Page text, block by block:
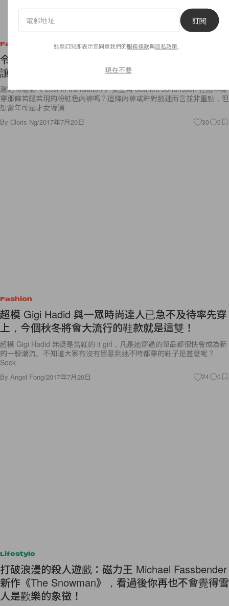
Fashion
令人一眼難忘的泳衣！這個品牌運用小聰明方法，
讓你看畢都想擁有
還記得電影《 Lost in translation 》女主角 Scarlett Johansson 在戲中身
穿那條若隱若現的粉紅色內褲嗎？這條內褲或許對戲迷而言並非重點，但
想當年可是才女導演
By Cloris Ng/2017年7月20日 30 0
Fashion
超模 Gigi Hadid 與一眾時尚達人已急不及待率先穿
上，今個秋冬將會大流行的鞋款就是這雙！
超模 Gigi Hadid 無疑是當紅的 it girl，凡是她穿過的單品都很快會成為新
的一股潮流。不知道大家有沒有留意到她不時都穿的鞋子是甚麼呢？
Sock
By Angel Fong/2017年7月20日 24 0
Lifestyle
打破浪漫的殺人遊戲：磁力王 Michael Fassbender
新作《The Snowman》，看過後你再也不會覺得雪
人是歡樂的象徵！
訂閱
點擊訂閱即表示您同意我們的服務條款與隱私政策
現在不要